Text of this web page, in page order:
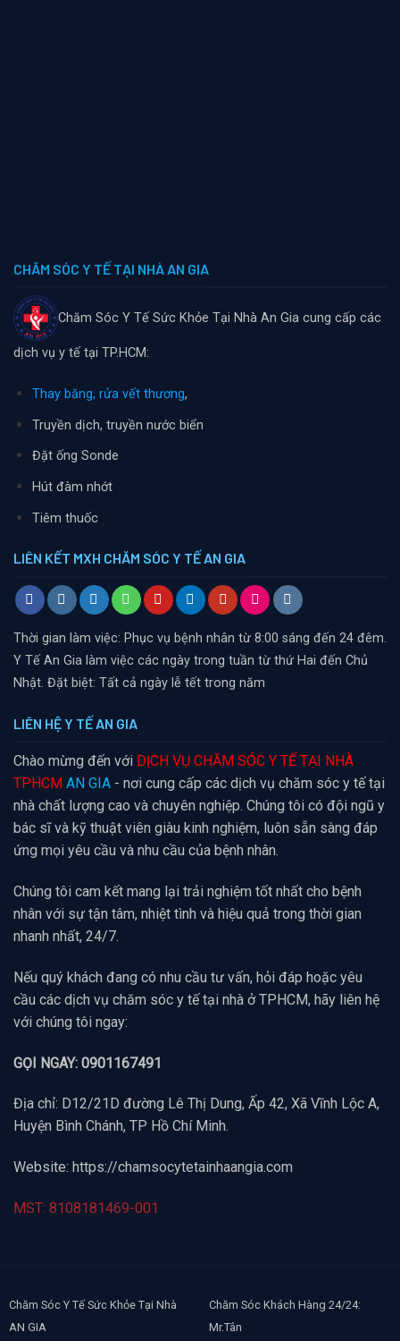
CHĂM SÓC Y TẾ TẠI NHÀ AN GIA
Chăm Sóc Y Tế Sức Khỏe Tại Nhà An Gia cung cấp các
dịch vụ y tế tại TP.HCM:
Thay băng, rửa vết thương,
Truyền dịch, truyền nước biển
Đặt ống Sonde
Hút đàm nhớt
Tiêm thuốc
LIÊN KẾT MXH CHĂM SÓC Y TẾ AN GIA
Thời gian làm việc: Phục vụ bệnh nhân từ 8:00 sáng đến 24 đêm.
Y Tế An Gia làm việc các ngày trong tuần từ thứ Hai đến Chủ
Nhật. Đặt biệt: Tất cả ngày lễ tết trong năm
LIÊN HỆ Y TẾ AN GIA
Chào mừng đến với DỊCH VỤ CHĂM SÓC Y TẾ TẠI NHÀ
TPHCM AN GIA - nơi cung cấp các dịch vụ chăm sóc y tế tại
nhà chất lượng cao và chuyên nghiệp. Chúng tôi có đội ngũ y
bác sĩ và kỹ thuật viên giàu kinh nghiệm, luôn sẵn sàng đáp
ứng mọi yêu cầu và nhu cầu của bệnh nhân.
Chúng tôi cam kết mang lại trải nghiệm tốt nhất cho bệnh
nhân với sự tận tâm, nhiệt tình và hiệu quả trong thời gian
nhanh nhất, 24/7.
Nếu quý khách đang có nhu cầu tư vấn, hỏi đáp hoặc yêu
cầu các dịch vụ chăm sóc y tế tại nhà ở TPHCM, hãy liên hệ
với chúng tôi ngay:
GỌI NGAY: 0901167491
Địa chỉ: D12/21D đường Lê Thị Dung, Ấp 42, Xã Vĩnh Lộc A,
Huyện Bình Chánh, TP Hồ Chí Minh.
Website: https://chamsocytetainhaangia.com
MST: 8108181469-001
Chăm Sóc Y Tế Sức Khỏe Tại Nhà
AN GIA
Chăm Sóc Khách Hàng 24/24:
Mr.Tân